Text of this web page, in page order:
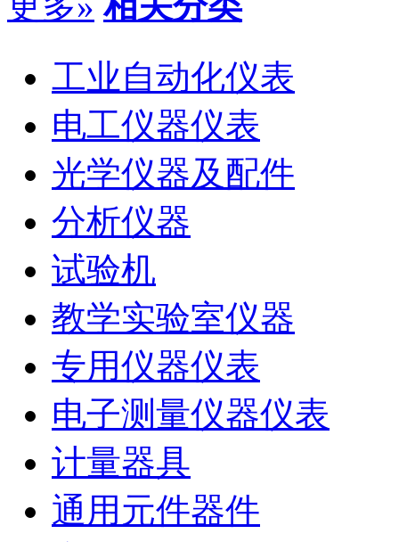
工业自动化仪表
电工仪器仪表
光学仪器及配件
分析仪器
试验机
教学实验室仪器
专用仪器仪表
电子测量仪器仪表
计量器具
通用元件器件